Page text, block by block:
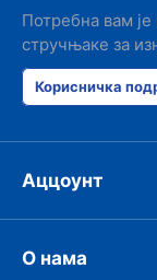
Потребна вам
стручњаке за
Корисничка
Аццоунт
О нама